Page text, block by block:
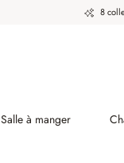
8
Salle à manger